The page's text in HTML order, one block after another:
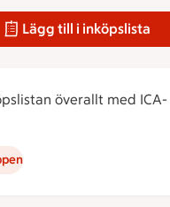
Lägg till i inköpslista
överallt med ICA-